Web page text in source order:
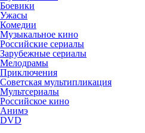
Боевики
Ужасы
Комедии
Музыкальное кино
Российские сериалы
Зарубежные сериалы
Мелодрамы
Приключения
Советская мультипликация
Мультсериалы
Российское кино
Анимэ
DVD